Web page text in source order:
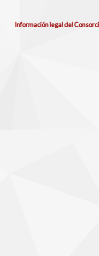
Información legal del